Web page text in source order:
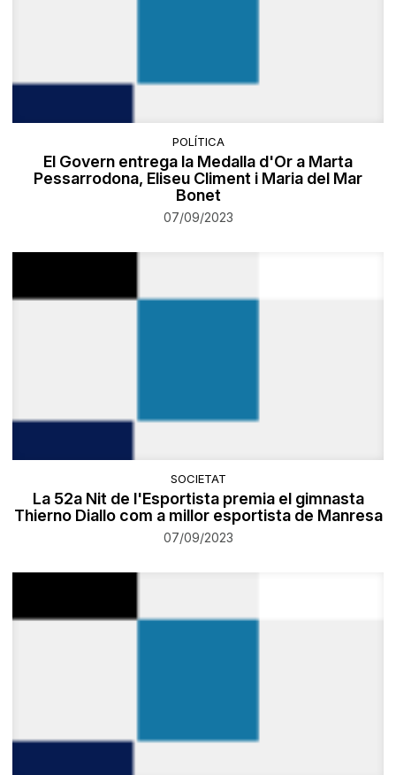
POLÍTICA
El Govern entrega la Medalla d'Or a Marta
Pessarrodona, Eliseu Climent i Maria del Mar
Bonet
07/09/2023
SOCIETAT
La 52a Nit de l'Esportista premia el gimnasta
Thierno Diallo com a millor esportista de Manresa
07/09/2023